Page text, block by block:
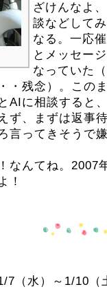
ざけんなよ
談などして
なる。一応
とメッセー
なっていた
・残念）。この
AIに相談すると
ず、まずは返事
言ってきそうで
なんてね。2007
！
7（水）～1/10（